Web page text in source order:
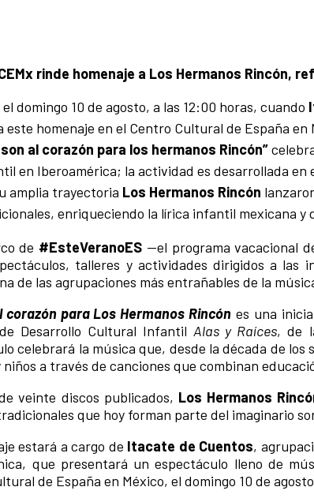
rinde homenaje a Los Hermanos Rincón,
el domingo 10 de agosto, a las 12:00 horas, cuando
este homenaje en el Centro Cultural de España en
son al corazón para los hermanos Rincón”
en Iberoamérica; la actividad es desarrollada en
amplia trayectoria Los Hermanos Rincón
enriqueciendo la lírica infantil mexicana y
de #EsteVeranoES —el programa vacacional
talleres y actividades dirigidos a las
de las agrupaciones más entrañables de la
corazón para Los Hermanos Rincón es una
Desarrollo Cultural InfantilAlas y Raíces, de
celebrará la música que, desde la década de
niños a través de canciones que combinan
veinte discos publicados, Los Hermanos
que hoy forman parte del imaginario
estará a cargo de Itacate de Cuentos,
que presentará un espectáculo lleno de
de España en México, el domingo 10 de